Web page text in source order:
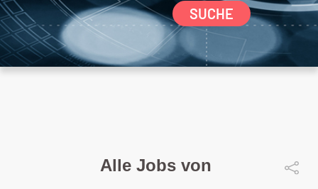
SUCHE
Alle Jobs von